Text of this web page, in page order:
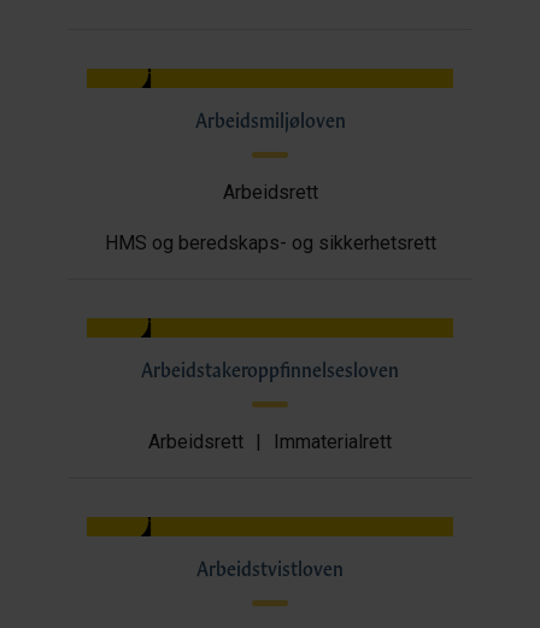
Arbeidsmiljøloven
Arbeidsrett
HMS og beredskaps- og sikkerhetsrett
Arbeidstakeroppfinnelsesloven
Arbeidsrett | Immaterialrett
Arbeidstvistloven